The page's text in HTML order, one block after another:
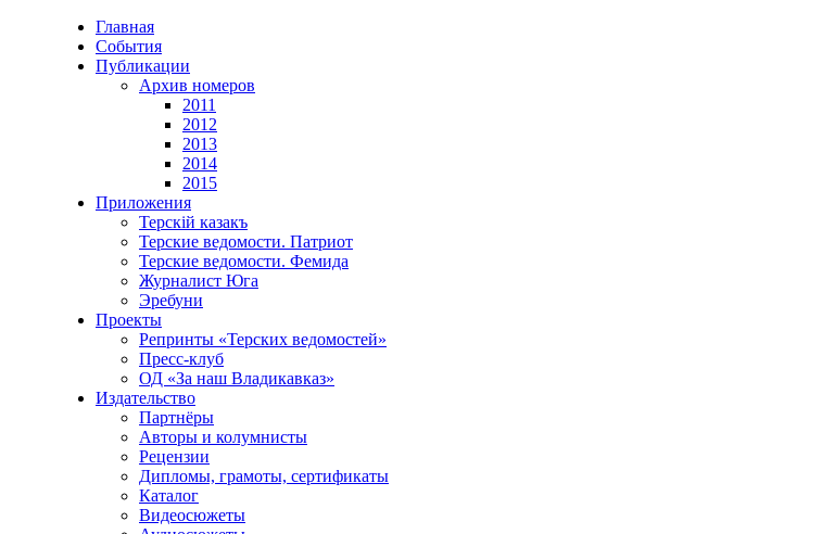
Главная
События
Публикации
Архив номеров
2011
2012
2013
2014
2015
Приложения
Терскiй казакъ
Терские ведомости. Патриот
Терские ведомости. Фемида
Журналист Юга
Эребуни
Проекты
Репринты «Терских ведомостей»
Пресс-клуб
ОД «За наш Владикавказ»
Издательство
Партнёры
Авторы и колумнисты
Рецензии
Дипломы, грамоты, сертификаты
Каталог
Видеосюжеты